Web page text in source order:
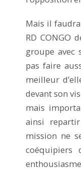
Mais il
RD CONGO
groupe avec
pas faire
meilleur
devant son
mais
ainsi
mission ne
coéquipiers